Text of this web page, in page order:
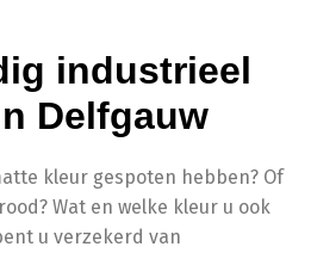
industrieel
Delfgauw
kleur gespoten hebben? Of
Wat en welke kleur u ook
u verzekerd van